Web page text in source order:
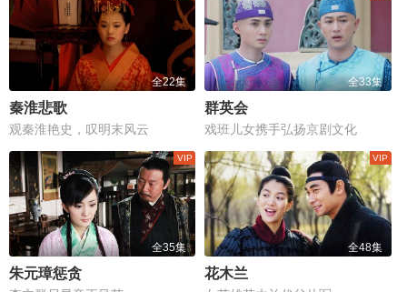
全22集
秦淮悲歌
观秦淮艳史，叹明末风云
全33集
群英会
戏班儿女携手弘扬京剧文化
全35集
朱元璋惩贪
全48集
花木兰